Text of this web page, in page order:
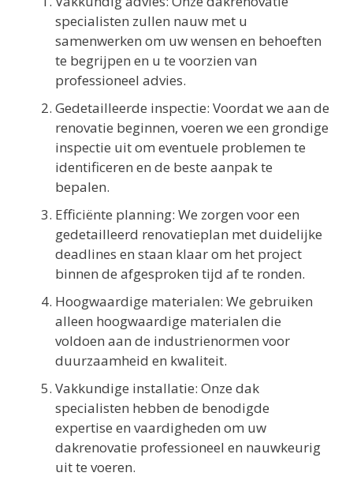
specialisten zullen nauw met u
samenwerken om uw wensen en behoeften
te begrijpen en u te voorzien van
professioneel advies.
Gedetailleerde inspectie: Voordat we aan de
renovatie beginnen, voeren we een grondige
inspectie uit om eventuele problemen te
identificeren en de beste aanpak te
bepalen.
Efficiënte planning: We zorgen voor een
gedetailleerd renovatieplan met duidelijke
deadlines en staan klaar om het project
binnen de afgesproken tijd af te ronden.
Hoogwaardige materialen: We gebruiken
alleen hoogwaardige materialen die
voldoen aan de industrienormen voor
duurzaamheid en kwaliteit.
Vakkundige installatie: Onze dak
specialisten hebben de benodigde
expertise en vaardigheden om uw
dakrenovatie professioneel en nauwkeurig
uit te voeren.